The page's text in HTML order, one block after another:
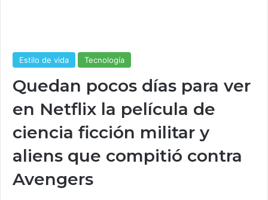
Estilo de vida Tecnología
Quedan pocos días para ver
en Netflix la película de
ciencia ficción militar y
aliens que compitió contra
Avengers